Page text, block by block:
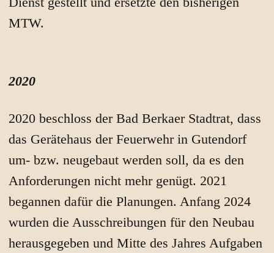
MTW.
2020
2020 beschloss der Bad Berkaer Stadtrat, dass
das Gerätehaus der Feuerwehr in Gutendorf
um- bzw. neugebaut werden soll, da es den
Anforderungen nicht mehr genügt. 2021
begannen dafür die Planungen. Anfang 2024
wurden die Ausschreibungen für den Neubau
herausgegeben und Mitte des Jahres Aufgaben